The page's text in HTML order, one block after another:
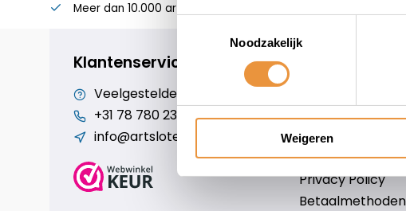
Noodzakelijk
Weigeren
Meer dan 10.000 artikelen
Klantenservice geopend
Veelgestelde vragen
+31 78 780 2330
info@artsloten.nl
Over ons
Algemene
Disclaimer
Privacy Policy
Betaalmethoden